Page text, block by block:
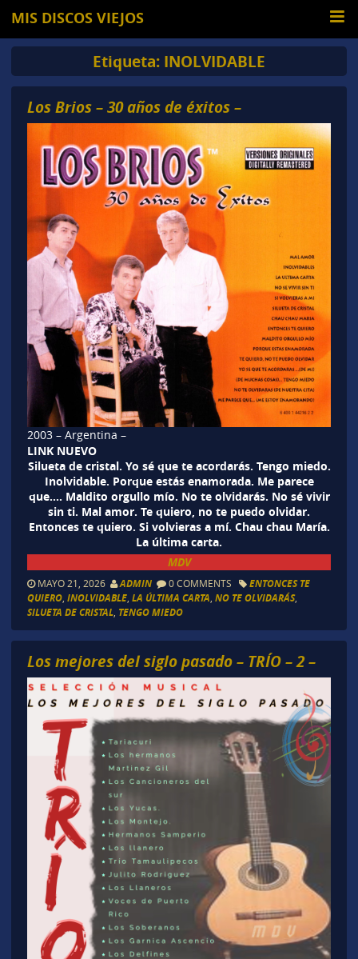
MIS DISCOS VIEJOS
Etiqueta: INOLVIDABLE
Los Brios – 30 años de éxitos –
2003 – Argentina –
LINK NUEVO
Silueta de cristal. Yo sé que te acordarás. Tengo miedo.
Inolvidable. Porque estás enamorada. Me parece
que…. Maldito orgullo mío. No te olvidarás. No sé vivir
sin ti. Mal amor. Te quiero, no te puedo olvidar.
Entonces te quiero. Si volvieras a mí. Chau chau María.
La última carta.
MDV
MAYO 21, 2026 ADMIN 0 COMMENTS
ENTONCES TE
QUIERO, INOLVIDABLE, LA ÚLTIMA CARTA NO TE OLVIDARÁS,
SILUETA DE CRISTAL, TENGO MIEDO
Los mejores del siglo pasado – TRÍO – 2 –